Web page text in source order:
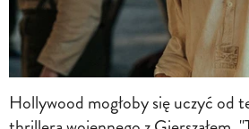
Hollywood mogłoby się uczyć od